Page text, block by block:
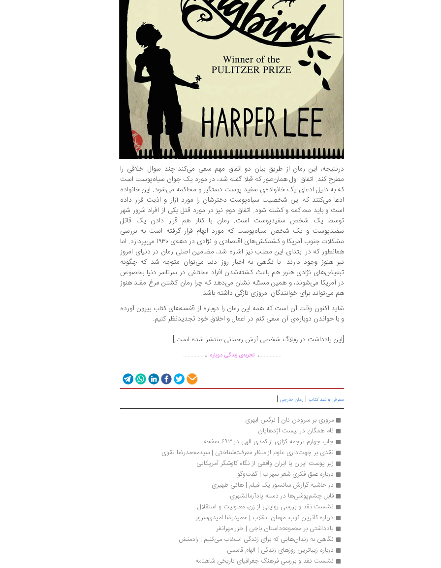
درنتیجه، این رمان از طریق بیان دو اتفاق مهم سعی می‌کند چند سوال اخلاقی را
مطرح کند. اتفاق اول همان‌طور که قبلا گفته شد، در مورد یک جوان سیاه‌پوست است
که به دلیل ادعای یک خانواده‌ي سفید پوست دستگیر و محاکمه می‌شود. این خانواده
ادعا می‌کنند که این شخصیت سیاه‌پوست دخترشان را مورد آزار و اذیت قرار داده
است و باید محاکمه و کشته شود. اتفاق دوم نیز در مورد قتل یکی از افراد شرور شهر
توسط یک شخص سفیدپوست است. رمان با کنار هم قرار دادن یک قاتل
سفید‌پوست و یک شخص سیاه‌پوست که مورد اتهام قرار گرفته است به بررسی
مشکلات جنوب آمریکا و کشمکش‌های اقتصادی و نژادی در دهه‌ی ۱۹۳۰ می‌پردازد. اما
همانطور که در ابتدای این مطلب نیز اشاره شد، مضامین اصلی رمان در دنیای امروز
نیز هنوز وجود دارند. با نگاهی به اخبار روز دنیا می‌توان متوجه شد که چگونه
تبعیض‌های نژادی هنوز هم باعث کشته‌شدن افراد مختلفی در سرتاسر دنیا بخصوص
در آمریکا می‌شوند، و همین مسئله نشان می‌دهد که چرا رمان کشتن مرغ مقلد هنوز
هم می‌تواند برای خوانندگان امروزی تازگی داشته باشد.
شاید اکنون وقت آن است که همه این رمان را دوباره از قفسه‌های کتاب بیرون آورده
و با خواندن دوباره‌ی آن سعی کنم در اعمال و اخلاق خود تجدیدنظر کنیم.
[این یادداشت در وبلاگ شخصی آرش رحمانی منتشر شده است.]
.............. . تجربه‌ی زندگی دوباره ...............
معرفی و نقد کتاب | رمان خارجی |
مروری بر سرودن نان | نرگس ابهری
نام همگان در لیست اژدهایان
چاپ چهارم ترجمه کزازی از کمدی الهی در ۶۹۳ صفحه
نقدی بر جهت‌داری علوم از منظر معرفت‌شناختی | سیدمحمدرضا تقوی
زیر پوست ایران یا ایران واقعی از نگاه کاوشگر آمریکایی
درباره عمق فکری شعر سهراب | گفت‌وگو
در حاشیه گزارش سانسور یک فیلم | هانی ظهیری
قابل چشم‌پوشی‌ها در دسته پادآرمانشهری
نشست نقد و بررسی روایتی از زن، معلولیت و استقلال
درباره کاترین‌ کوب، مهمان انقلاب | حمیدرضا امیدی‌سرور
یادداشتی بر مجموعه‌داستان باجی | خزر مهرانفر
نگاهی به زندان‌هایی که برای زندگی انتخاب می‌کنیم | رادمنش
درباره زیباترین روزهای زندگی | الهام قاسمی
نشست نقد و بررسی فرهنگ جغرافیای تاریخی شاهنامه